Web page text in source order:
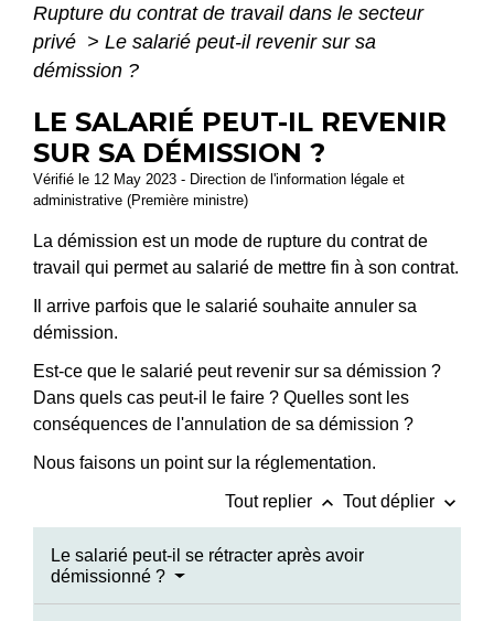
Rupture du contrat de travail dans le secteur
privé > Le salarié peut-il revenir sur sa
démission ?
LE SALARIÉ PEUT-IL REVENIR
SUR SA DÉMISSION ?
Vérifié le 12 May 2023 - Direction de l'information légale et
administrative (Première ministre)
La démission est un mode de rupture du contrat de
travail qui permet au salarié de mettre fin à son contrat.
Il arrive parfois que le salarié souhaite annuler sa
démission.
Est-ce que le salarié peut revenir sur sa démission ?
Dans quels cas peut-il le faire ? Quelles sont les
conséquences de l'annulation de sa démission ?
Nous faisons un point sur la réglementation.
Tout replier keyboard_arrow_up Tout déplier keyboard_arrow_down
Le salarié peut-il se rétracter après avoir
démissionné ?